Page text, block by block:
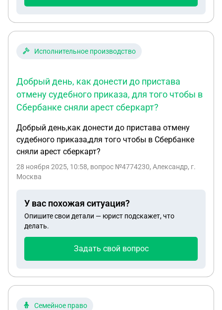
Исполнительное производство
Добрый день, как донести до пристава
отмену судебного приказа, для того чтобы в
Сбербанке сняли арест сберкарт?
Добрый день,как донести до пристава отмену
судебного приказа,для того чтобы в Сбербанке
сняли арест сберкарт?
28 ноября 2025, 10:58, вопрос №4774230, Александр, г.
Москва
У вас похожая ситуация?
Опишите свои детали — юрист подскажет, что
делать.
Задать свой вопрос
Семейное право